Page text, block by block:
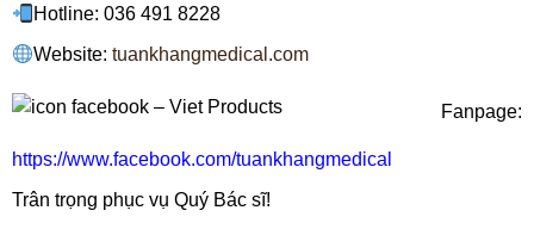
Hotline: 036 491 8228
Website:tuankhangmedical.com
Fanpage:
https://www.facebook.com/tuankhangmedical
Trân trọng phục vụ Quý Bác sĩ!